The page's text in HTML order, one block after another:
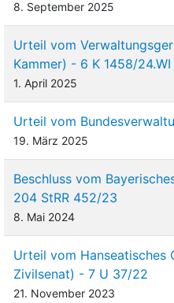
8. September 2025
Urteil vom
Kammer) - 6 K 1458/24.WI
1. April 2025
Urteil vom
19. März 2025
Beschluss vom
204 StRR 452/23
8. Mai 2024
Urteil vom Hanseatisches
Zivilsenat) - 7 U 37/22
21. November 2023